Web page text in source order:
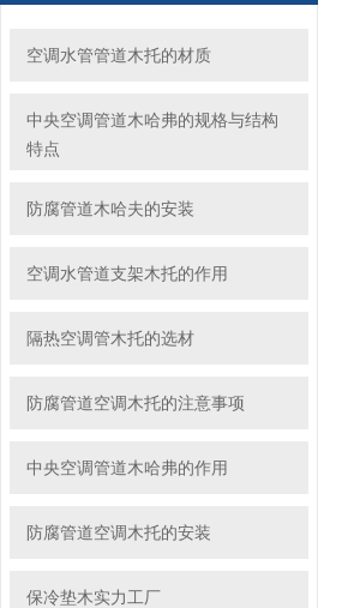
空调水管管道木托的材质
中央空调管道木哈弗的规格与结构
特点
防腐管道木哈夫的安装
空调水管道支架木托的作用
隔热空调管木托的选材
防腐管道空调木托的注意事项
中央空调管道木哈弗的作用
防腐管道空调木托的安装
保冷垫木实力工厂